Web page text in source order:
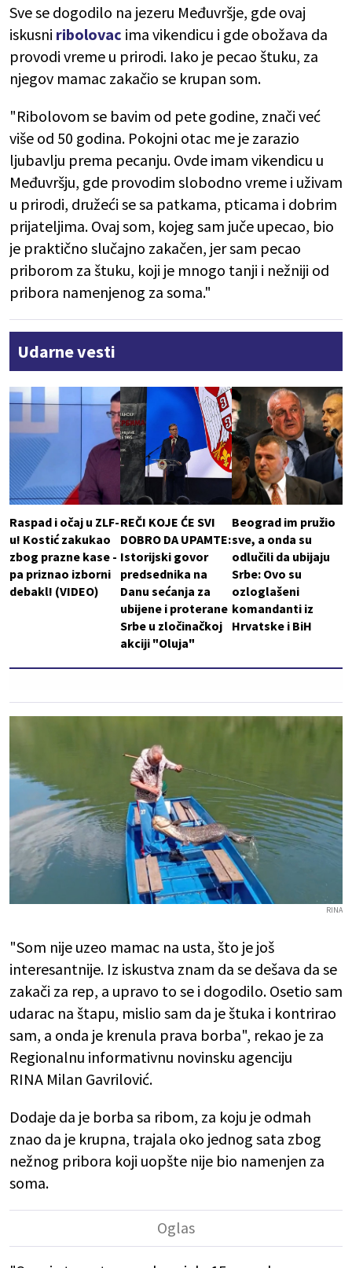
Sve se dogodilo na jezeru Međuvršje, gde ovaj
iskusni ribolovac ima vikendicu i gde obožava da
provodi vreme u prirodi. Iako je pecao štuku, za
njegov mamac zakačio se krupan som.
"Ribolovom se bavim od pete godine, znači već
više od 50 godina. Pokojni otac me je zarazio
ljubavlju prema pecanju. Ovde imam vikendicu u
Međuvršju, gde provodim slobodno vreme i uživam
u prirodi, družeći se sa patkama, pticama i dobrim
prijateljima. Ovaj som, kojeg sam juče upecao, bio
je praktično slučajno zakačen, jer sam pecao
priborom za štuku, koji je mnogo tanji i nežniji od
pribora namenjenog za soma."
Udarne vesti
Raspad i očaj u ZLF-
u! Kostić zakukao
zbog prazne kase -
pa priznao izborni
debakl! (VIDEO)
REČI KOJE ĆE SVI
DOBRO DA UPAMTE:
Istorijski govor
predsednika na
Danu sećanja za
ubijene i proterane
Srbe u zločinačkoj
akciji "Oluja"
Beograd im pružio
sve, a onda su
odlučili da ubijaju
Srbe: Ovo su
ozloglašeni
komandanti iz
Hrvatske i BiH
RINA
"Som nije uzeo mamac na usta, što je još
interesantnije. Iz iskustva znam da se dešava da se
zakači za rep, a upravo to se i dogodilo. Osetio sam
udarac na štapu, mislio sam da je štuka i kontrirao
sam, a onda je krenula prava borba", rekao je za
Regionalnu informativnu novinsku agenciju
RINA Milan Gavrilović.
Dodaje da je borba sa ribom, za koju je odmah
znao da je krupna, trajala oko jednog sata zbog
nežnog pribora koji uopšte nije bio namenjen za
soma.